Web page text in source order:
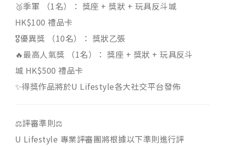
🥉季軍 （1名）： 獎座 + 獎狀 + 玩具反斗城
HK$100 禮品卡
🎖️優異獎 （10名）： 獎狀乙張
🔥最高人氣獎 （1名）： 獎座 + 獎狀 + 玩具反斗
城 HK$500 禮品卡
✨得獎作品將於U Lifestyle各大社交平台發佈
⚖️評審準則⚖️
U Lifestyle 專業評審團將根據以下準則進行評